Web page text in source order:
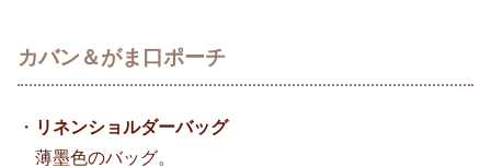
カバン＆がま口ポーチ
・ リネンショルダーバッグ
薄墨色のバッグ。